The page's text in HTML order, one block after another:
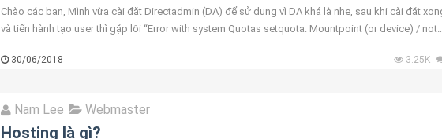
Chào các bạn, Mình vừa cài đặt Directadmin (DA) để sử dụng vì DA khá là nhẹ, sau khi cài đặt
và tiến hành tạo user thì gặp lỗi “Error with system Quotas setquota: Mountpoint (or device) / not
30/06/2018 3.25K
Nam Lee Webmaster
Hosting là gì?